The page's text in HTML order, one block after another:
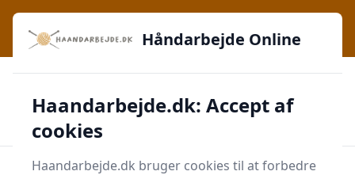
Håndarbejde Online - Inspiration, teknikker og fællesskab -
lige ved hånden
Shopping med sikkerhed ✔️ Altid de bedste priser
Mærker i høj kvalitet
Håndarbejde Online
Haandarbejde.dk: Accept af
cookies
Haandarbejde.dk bruger cookies til at forbedre